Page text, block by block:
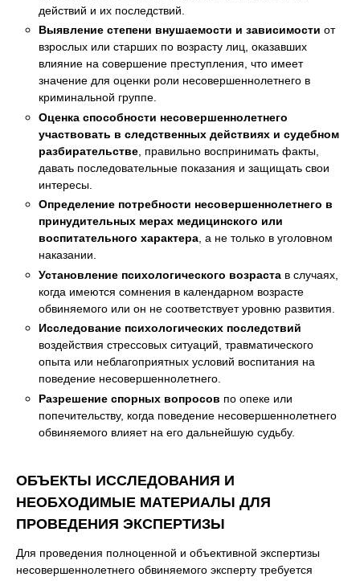
действий и их последствий.
Выявление степени внушаемости и зависимости от
взрослых или старших по возрасту лиц, оказавших
влияние на совершение преступления, что имеет
значение для оценки роли несовершеннолетнего в
криминальной группе.
Оценка способности несовершеннолетнего
участвовать в следственных действиях и судебном
разбирательстве , правильно воспринимать факты,
давать последовательные показания и защищать свои
интересы.
Определение потребности несовершеннолетнего в
принудительных мерах медицинского или
воспитательного характера, а не только в уголовном
наказании.
Установление психологического возраста в случаях,
когда имеются сомнения в календарном возрасте
обвиняемого или он не соответствует уровню развития.
Исследование психологических последствий
воздействия стрессовых ситуаций, травматического
опыта или неблагоприятных условий воспитания на
поведение несовершеннолетнего.
Разрешение спорных вопросов по опеке или
попечительству, когда поведение несовершеннолетнего
обвиняемого влияет на его дальнейшую судьбу.
ОБЪЕКТЫ ИССЛЕДОВАНИЯ И
НЕОБХОДИМЫЕ МАТЕРИАЛЫ ДЛЯ
ПРОВЕДЕНИЯ ЭКСПЕРТИЗЫ
Для проведения полноценной и объективной экспертизы
несовершеннолетнего обвиняемого эксперту требуется